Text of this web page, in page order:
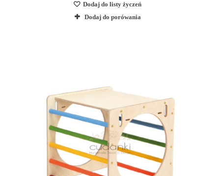
Dodaj do listy życzeń
Dodaj do porówania